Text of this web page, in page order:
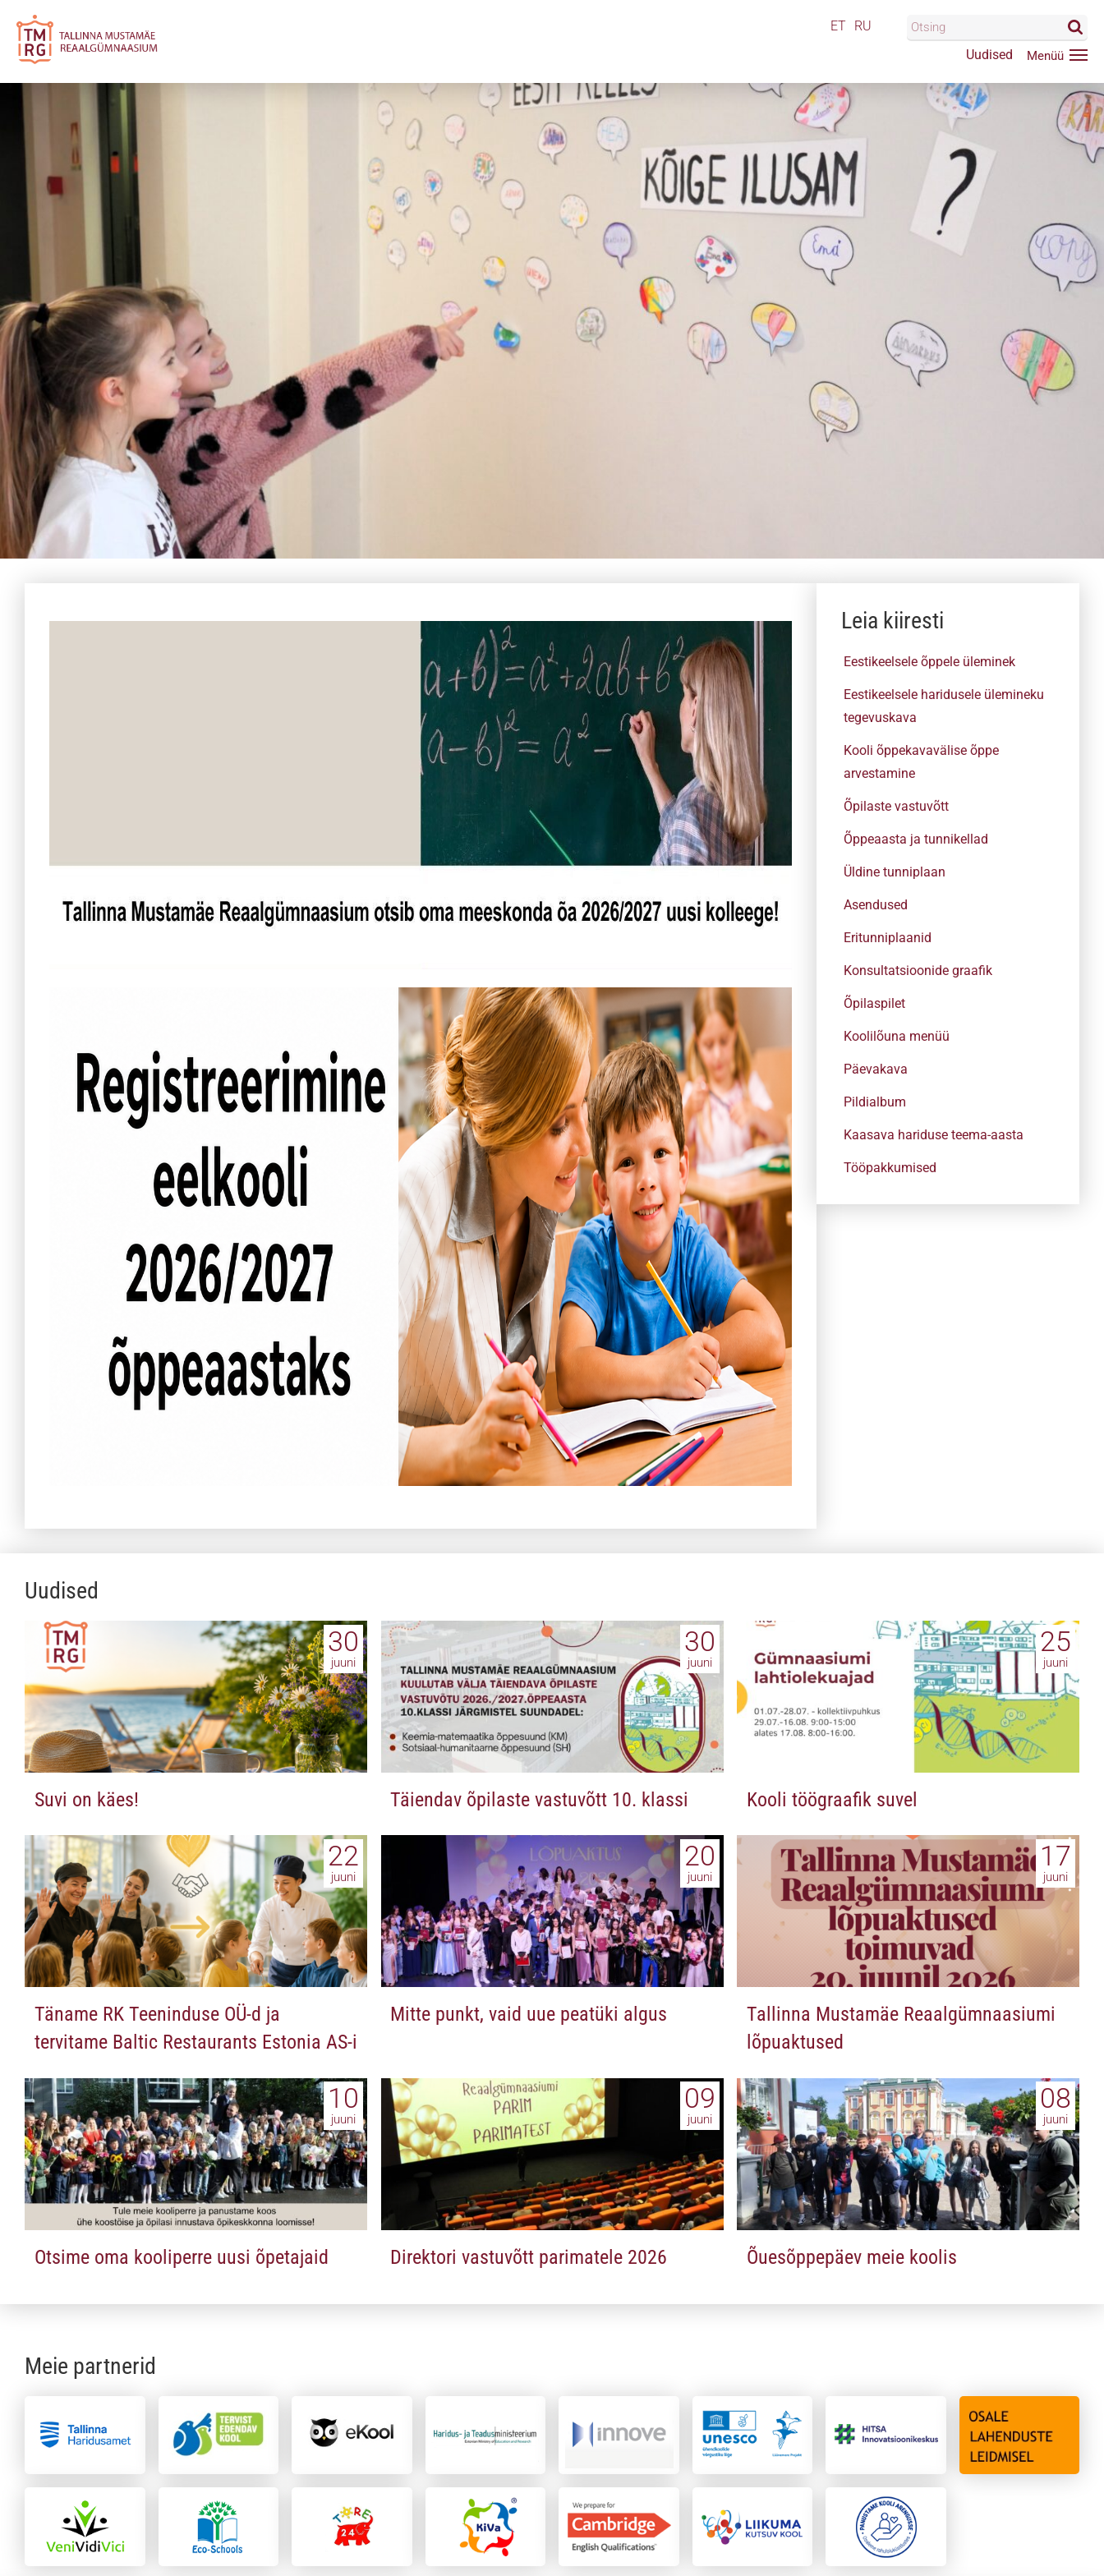
ET RU
Uudised
Leia kiiresti
Eestikeelsele õppele üleminek
Eestikeelsele haridusele ülemineku
tegevuskava
Kooli õppekavavälise õppe
arvestamine
Õpilaste vastuvõtt
Õppeaasta ja tunnikellad
Üldine tunniplaan
Asendused
Eritunniplaanid
Konsultatsioonide graafik
Õpilaspilet
Koolilõuna menüü
Päevakava
Pildialbum
Kaasava hariduse teema-aasta
Tööpakkumised
Uudised
30
juuni
Suvi on käes!
30
juuni
Täiendav õpilaste vastuvõtt 10. klassi
25
juuni
Kooli töögraafik suvel
22
juuni
Täname RK Teeninduse OÜ-d ja
tervitame Baltic Restaurants Estonia AS-i
20
juuni
Mitte punkt, vaid uue peatüki algus
17
juuni
Tallinna Mustamäe Reaalgümnaasiumi
lõpuaktused
10
juuni
Otsime oma kooliperre uusi õpetajaid
09
juuni
Direktori vastuvõtt parimatele 2026
08
juuni
Õuesõppepäev meie koolis
Meie partnerid